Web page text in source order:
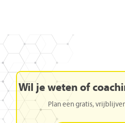
Wil je weten of
Plan een gratis,